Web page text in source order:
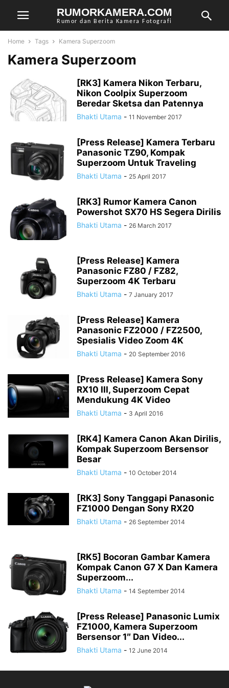
RUMORKAMERA.COM
Rumor dan Berita Kamera Fotografi
Home Tags Kamera Superzoom
Kamera Superzoom
[RK3] Kamera Nikon Terbaru,
Nikon Coolpix Superzoom
Beredar Sketsa dan Patennya
Bhakti Utama - 11 November 2017
[Press Release] Kamera Terbaru
Panasonic TZ90, Kompak
Superzoom Untuk Traveling
Bhakti Utama - 25 April 2017
[RK3] Rumor Kamera Canon
Powershot SX70 HS Segera Dirilis
Bhakti Utama - 26 March 2017
[Press Release] Kamera
Panasonic FZ80 / FZ82,
Superzoom 4K Terbaru
Bhakti Utama - 7 January 2017
[Press Release] Kamera
Panasonic FZ2000 / FZ2500,
Spesialis Video Zoom 4K
Bhakti Utama - 20 September 2016
[Press Release] Kamera Sony
RX10 III, Superzoom Cepat
Mendukung 4K Video
Bhakti Utama - 3 April 2016
[RK4] Kamera Canon Akan Dirilis,
Kompak Superzoom Bersensor
Besar
Bhakti Utama - 10 October 2014
[RK3] Sony Tanggapi Panasonic
FZ1000 Dengan Sony RX20
Bhakti Utama - 26 September 2014
[RK5] Bocoran Gambar Kamera
Kompak Canon G7 X Dan Kamera
Superzoom...
Bhakti Utama - 14 September 2014
[Press Release] Panasonic Lumix
FZ1000, Kamera Superzoom
Bersensor 1″ Dan Video...
Bhakti Utama - 12 June 2014